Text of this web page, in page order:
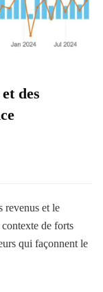
des
revenus et le
de forts
qui façonnent le